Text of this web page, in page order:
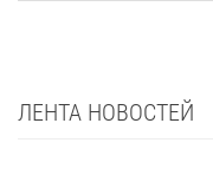
ЛЕНТА НОВОСТЕЙ